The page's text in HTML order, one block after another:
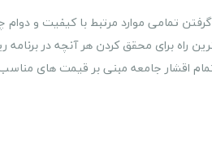
تمامی موارد مرتبط با کیفیت و دوام
برای محقق کردن هر آنچه در
اقشار جامعه مبنی بر قیمت های